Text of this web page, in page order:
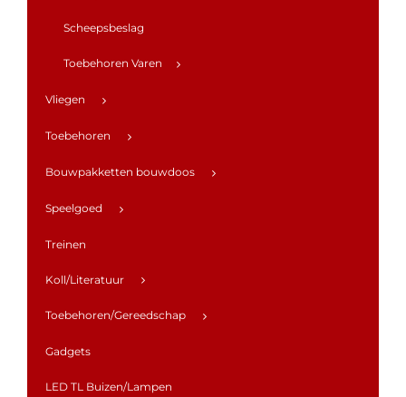
Scheepsbeslag
Toebehoren Varen
Vliegen
Toebehoren
Bouwpakketten bouwdoos
Speelgoed
Treinen
Koll/Literatuur
Toebehoren/Gereedschap
Gadgets
LED TL Buizen/Lampen